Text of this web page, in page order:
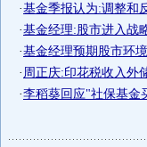
·基金季报认为:调整和
·基金经理:股市进入战
·基金经理预期股市环
· 周正庆:印花税收入外
·李稻葵回应"社保基金